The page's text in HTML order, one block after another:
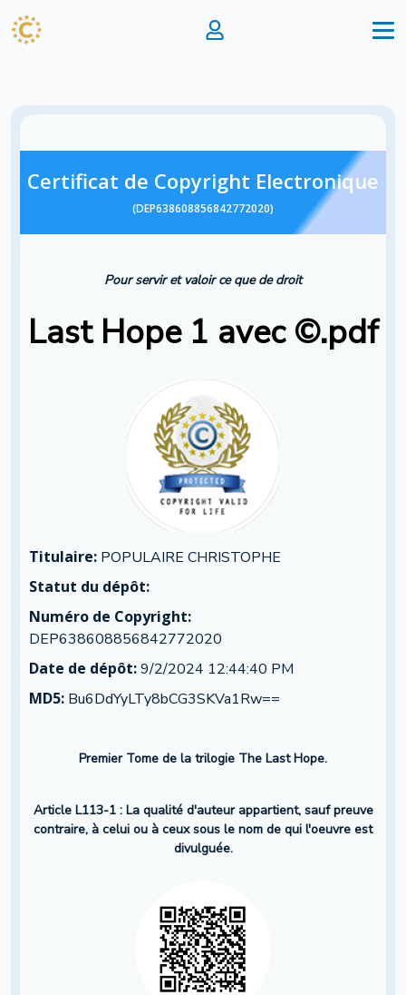
Certificat de Copyright Electronique
(DEP638608856842772020)
Pour servir et valoir ce que de droit
Last Hope 1 avec ©.pdf
Titulaire: POPULAIRE CHRISTOPHE
Statut du dépôt:
Numéro de Copyright:
DEP638608856842772020
Date de dépôt:9/2/2024 12:44:40 PM
MD5: Bu6DdYyLTy8bCG3SKVa1Rw==
Premier Tome de la trilogie The Last Hope.
Article L113-1 : La qualité d'auteur appartient, sauf preuve
contraire, à celui ou à ceux sous le nom de qui l'oeuvre est
divulguée.